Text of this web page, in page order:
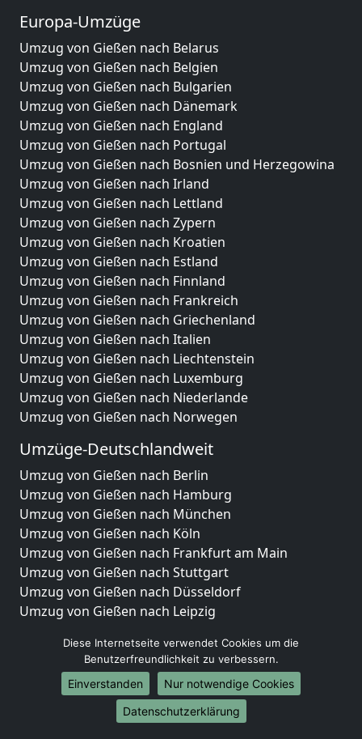
Europa-Umzüge
Umzug von Gießen nach Belarus
Umzug von Gießen nach Belgien
Umzug von Gießen nach Bulgarien
Umzug von Gießen nach Dänemark
Umzug von Gießen nach England
Umzug von Gießen nach Portugal
Umzug von Gießen nach Bosnien und Herzegowina
Umzug von Gießen nach Irland
Umzug von Gießen nach Lettland
Umzug von Gießen nach Zypern
Umzug von Gießen nach Kroatien
Umzug von Gießen nach Estland
Umzug von Gießen nach Finnland
Umzug von Gießen nach Frankreich
Umzug von Gießen nach Griechenland
Umzug von Gießen nach Italien
Umzug von Gießen nach Liechtenstein
Umzug von Gießen nach Luxemburg
Umzug von Gießen nach Niederlande
Umzug von Gießen nach Norwegen
Umzüge-Deutschlandweit
Umzug von Gießen nach Berlin
Umzug von Gießen nach Hamburg
Umzug von Gießen nach München
Umzug von Gießen nach Köln
Umzug von Gießen nach Frankfurt am Main
Umzug von Gießen nach Stuttgart
Umzug von Gießen nach Düsseldorf
Umzug von Gießen nach Leipzig
Umzug von Gießen nach Essen
Umzug von Gießen nach Bremen
Umzug von Gießen nach Dresden
Umzug von Gießen nach Hannover
Umzug von Gießen nach Nürnberg
Diese Internetseite verwendet Cookies um die
Benutzerfreundlichkeit zu verbessern.
Einverstanden
Nur notwendige Cookies
Datenschutzerklärung